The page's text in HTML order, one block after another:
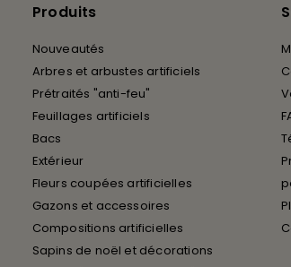
Produits
Nouveautés
Arbres et arbustes artificiels
Prétraités "anti-feu"
Feuillages artificiels
Bacs
Extérieur
Fleurs coupées artificielles
Gazons et accessoires
Compositions artificielles
Sapins de noël et décorations